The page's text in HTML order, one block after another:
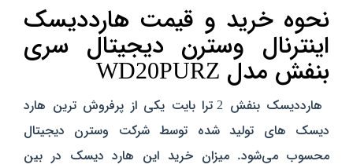
نحوه خرید و قیمت هارددیسک
اینترنال وسترن دیجیتال سری
بنفش مدل WD20PURZ
هارددیسک بنفش 2 ترا بایت یکی از پرفروش ترین هارد
دیسک های تولید شده توسط شرکت وسترن دیجیتال
محسوب می‌شود. میزان خرید این هارد دیسک در بین